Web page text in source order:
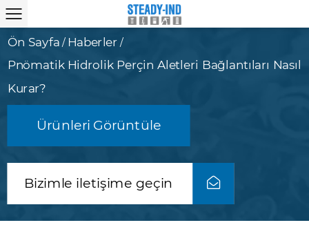
Ön Sayfa / Haberler /
Pnömatik Hidrolik Perçin Aletleri Bağlantıları Nasıl
Kurar?
Ürünleri Görüntüle
Bizimle iletişime geçin